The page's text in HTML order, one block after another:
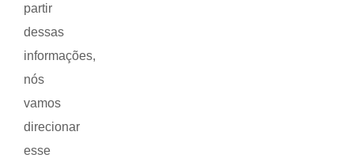
partir
dessas
informações,
nós
vamos
direcionar
esse